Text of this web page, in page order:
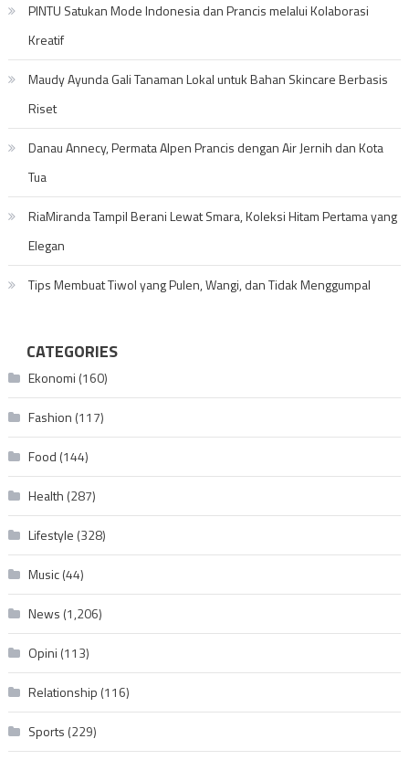
PINTU Satukan Mode Indonesia dan Prancis melalui Kolaborasi
Kreatif
Maudy Ayunda Gali Tanaman Lokal untuk Bahan Skincare Berbasis
Riset
Danau Annecy, Permata Alpen Prancis dengan Air Jernih dan Kota
Tua
RiaMiranda Tampil Berani Lewat Smara, Koleksi Hitam Pertama yang
Elegan
Tips Membuat Tiwol yang Pulen, Wangi, dan Tidak Menggumpal
CATEGORIES
Ekonomi (160)
Fashion (117)
Food (144)
Health (287)
Lifestyle (328)
Music(44)
News (1,206)
Opini (113)
Relationship (116)
Sports (229)